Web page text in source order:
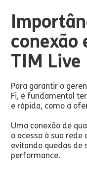
conexão
TIM Live
Para garantir o
Fi, é fundamental
e rápida, como a
Uma conexão de
o acesso à sua
evitando quedas de
performance.